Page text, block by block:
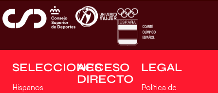
SELECCIONES
Hispanos
ACCESO
DIRECTO
LEGAL
Política de